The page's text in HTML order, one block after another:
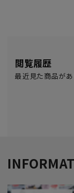
閲覧履歴
最近見た商品があ